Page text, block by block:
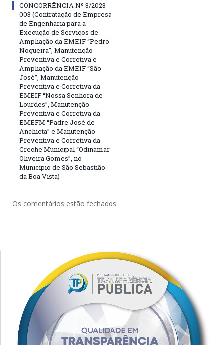
CONCORRÊNCIA Nº 3/2023-
003 (Contratação de Empresa
de Engenharia para a
Execução de Serviços de
Ampliação da EMEIF “Pedro
Nogueira”, Manutenção
Preventiva e Corretiva e
Ampliação da EMEIF “São
José”, Manutenção
Preventiva e Corretiva da
EMEIF “Nossa Senhora de
Lourdes”, Manutenção
Preventiva e Corretiva da
EMEFM “Padre José de
Anchieta” e Manutenção
Preventiva e Corretiva da
Creche Municipal “Odinamar
Oliveira Gomes”, no
Município de São Sebastião
da Boa Vista)
Os comentários estão fechados.